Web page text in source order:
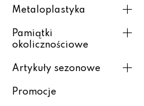
Metaloplastyka
Pamiątki
okolicznościowe
Artykuły sezonowe
Promocje